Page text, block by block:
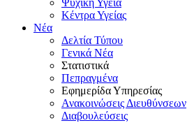
Ψυχική Υγεία
Κέντρα Υγείας
Νέα
Δελτία Τύπου
Γενικά Νέα
Στατιστικά
Πεπραγμένα
Εφημερίδα Υπηρεσίας
Ανακοινώσεις Διευθύνσεων
Διαβουλεύσεις